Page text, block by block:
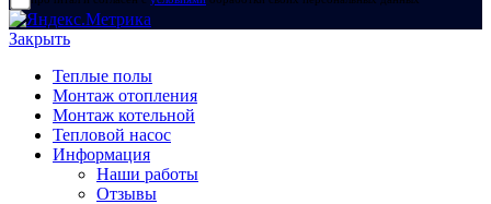
Закрыть
Теплые полы
Монтаж отопления
Монтаж котельной
Тепловой насос
Информация
Наши работы
Отзывы